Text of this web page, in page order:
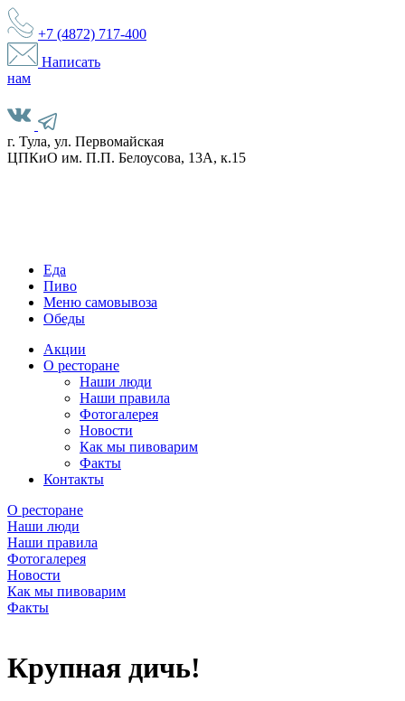
+7 (4872) 717-400
Написать
нам
г. Тула, ул. Первомайская
ЦПКиО им. П.П. Белоусова, 13А, к.15
Еда
Пиво
Меню самовывоза
Обеды
Акции
О ресторане
Наши люди
Наши правила
Фотогалерея
Новости
Как мы пивоварим
Факты
Контакты
О ресторане
Наши люди
Наши правила
Фотогалерея
Новости
Как мы пивоварим
Факты
Крупная дичь!